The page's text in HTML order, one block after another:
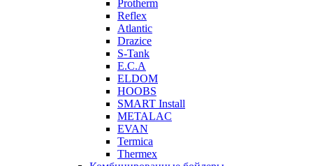
Protherm
Reflex
Atlantic
Drazice
S-Tank
E.C.A
ELDOM
HOOBS
SMART Install
METALAC
EVAN
Termica
Thermex